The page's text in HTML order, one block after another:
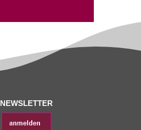
NEWSLETTER